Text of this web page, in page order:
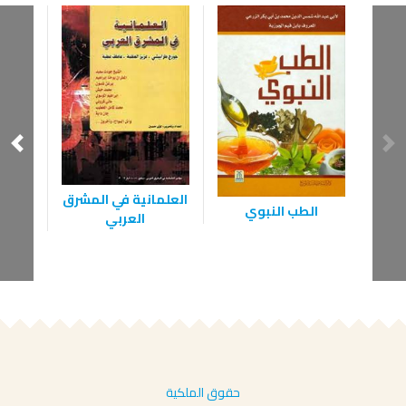
الطب النبوي
العلمانية في المشرق
العربي
حقوق الملكية